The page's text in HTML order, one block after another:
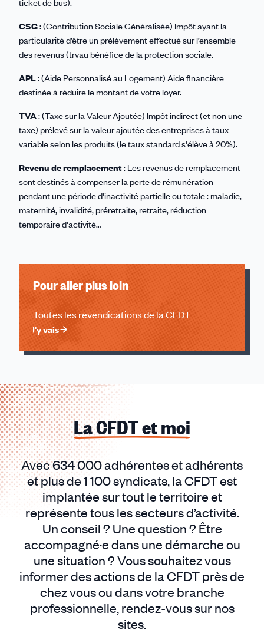
ticket de bus).
CSG: (Contribution Sociale Généralisée) Impôt ayant la
particularité d’être un prélèvement effectué sur l’ensemble
des revenus (trvau bénéfice de la protection sociale.
APL: (Aide Personnalisé au Logement) Aide financière
destinée à réduire le montant de votre loyer.
TVA: (Taxe sur la Valeur Ajoutée) Impôt indirect (et non une
taxe) prélevé sur la valeur ajoutée des entreprises à taux
variable selon les produits (le taux standard s'élève à 20%).
Revenu de remplacement: Les revenus de remplacement
sont destinés à compenser la perte de rémunération
pendant une période d'inactivité partielle ou totale : maladie,
maternité, invalidité, préretraite, retraite, réduction
temporaire d'activité…
Pour aller plus loin
Toutes les revendications de la CFDT
J'y vais
La CFDT et moi
Avec 634 000 adhérentes et adhérents
et plus de 1 100 syndicats, la CFDT est
implantée sur tout le territoire et
représente tous les secteurs d’activité.
Un conseil ? Une question ? Être
accompagné·e dans une démarche ou
une situation ? Vous souhaitez vous
informer des actions de la CFDT près de
chez vous ou dans votre branche
professionnelle, rendez-vous sur nos
sites.